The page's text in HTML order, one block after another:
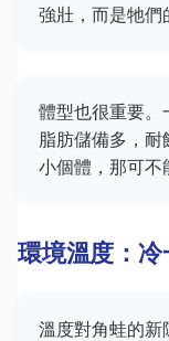
強壯，而是牠們
體型也很重要。
脂肪儲備多，
小個體，那可不
環境溫度：冷
溫度對角蛙的新